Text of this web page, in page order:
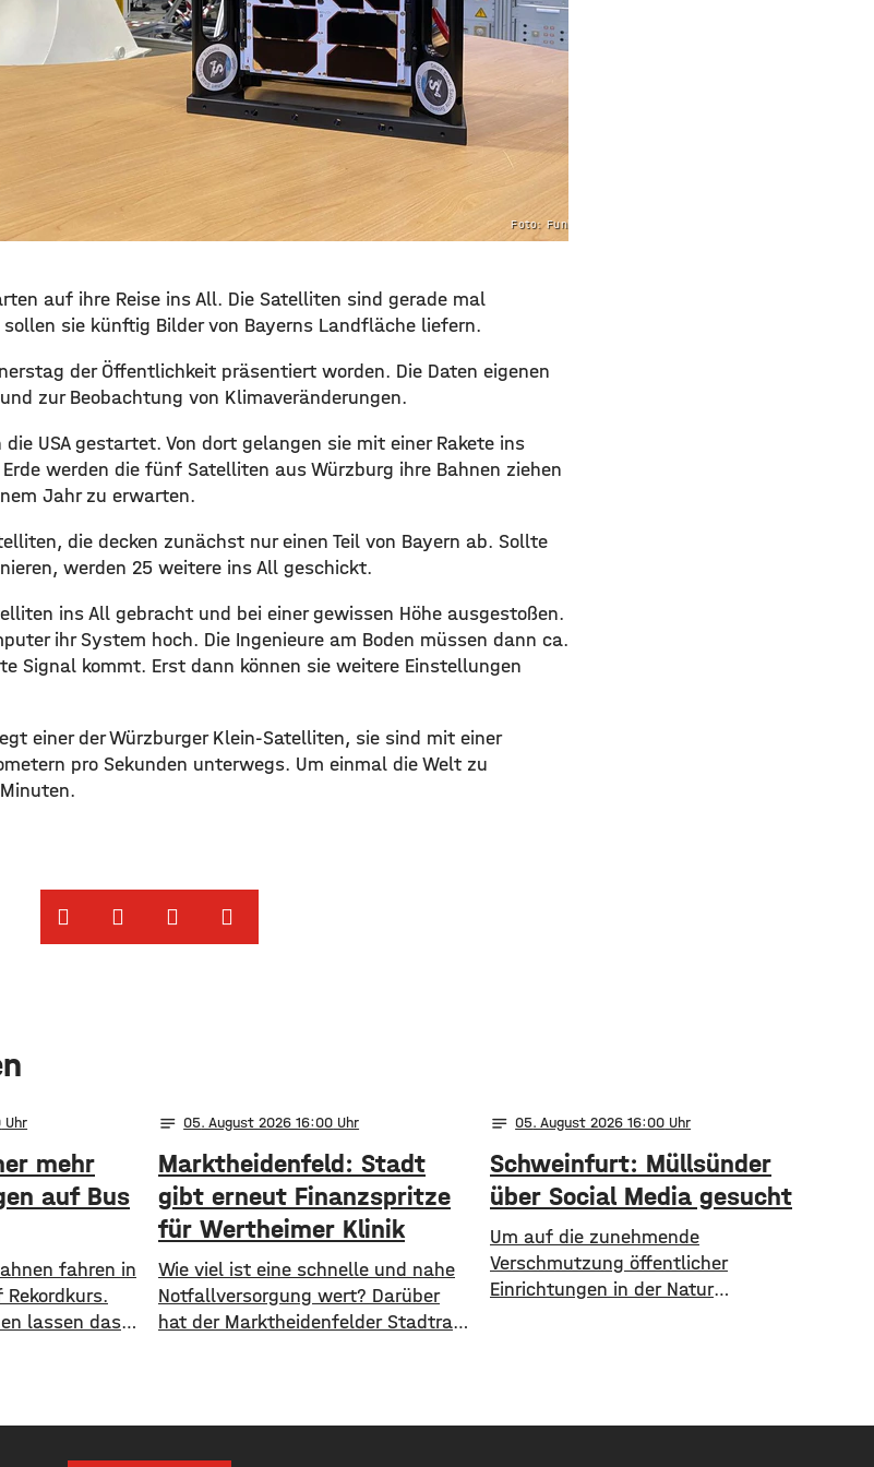
Foto: Funkhaus
auf ihre Reise ins All. Die Satelliten sind gerade mal
sie künftig Bilder von Bayerns Landfläche liefern.
der Öffentlichkeit präsentiert worden. Die Daten eigenen
zur Beobachtung von Klimaveränderungen.
USA gestartet. Von dort gelangen sie mit einer Rakete ins
werden die fünf Satelliten aus Würzburg ihre Bahnen ziehen
Jahr zu erwarten.
die decken zunächst nur einen Teil von Bayern ab. Sollte
werden 25 weitere ins All geschickt.
ins All gebracht und bei einer gewissen Höhe ausgestoßen.
ihr System hoch. Die Ingenieure am Boden müssen dann ca.
Signal kommt. Erst dann können sie weitere Einstellungen
einer der Würzburger Klein-Satelliten, sie sind mit einer
pro Sekunden unterwegs. Um einmal die Welt zu
mehr
auf Bus
fahren in
lassen das
so viele
notes 05. August 2026 16:00
Marktheidenfeld: Stadt
gibt erneut Finanzspritze
für Wertheimer Klinik
​​Wie viel ist eine schnelle und nahe
Notfallversorgung wert? Darüber
hat der Marktheidenfelder Stadtrat
Bürgerspital in Wertheim finanziell
notes 05. August 2026 16:00
Schweinfurt: Müllsünder
über Social Media gesucht
Um auf die zunehmende
Verschmutzung öffentlicher
Einrichtungen in der Natur
zahlreichen Bildern die